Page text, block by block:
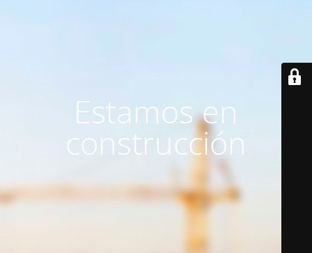
Estamos en
construcción